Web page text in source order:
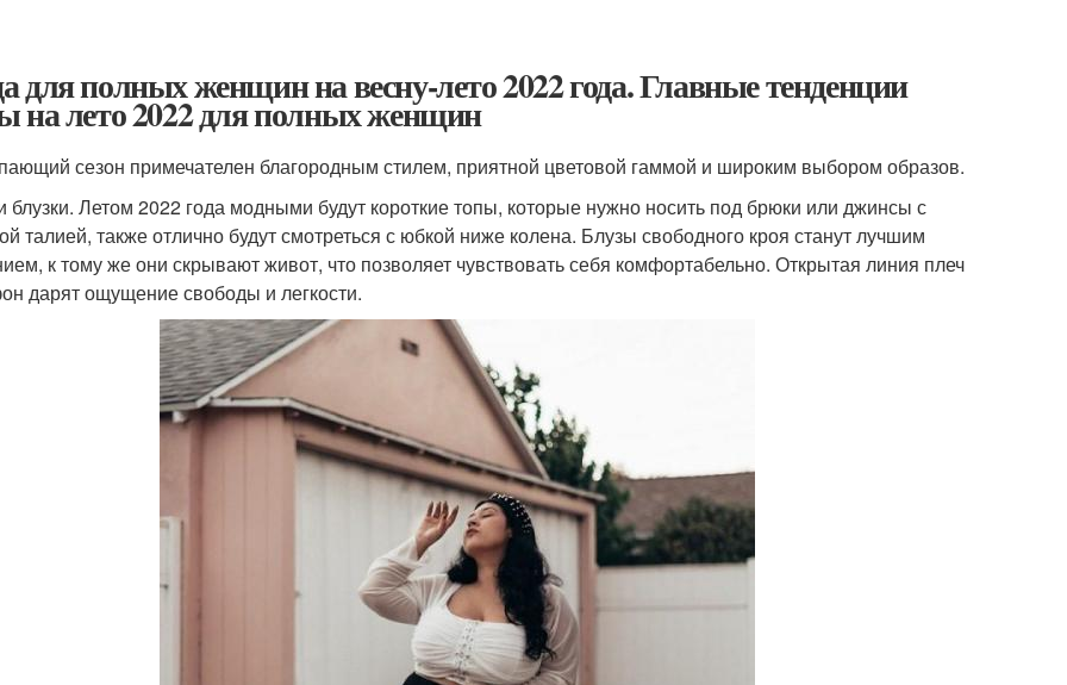
для полных женщин на весну-лето 2022 года. Главные тенденции
на лето 2022 для полных женщин
сезон примечателен благородным стилем, приятной цветовой гаммой и широким выбором образов.
блузки. Летом 2022 года модными будут короткие топы, которые нужно носить под брюки или джинсы с
талией, также отлично будут смотреться с юбкой ниже колена. Блузы свободного кроя станут лучшим
к тому же они скрывают живот, что позволяет чувствовать себя комфортабельно. Открытая линия плеч
дарят ощущение свободы и легкости.